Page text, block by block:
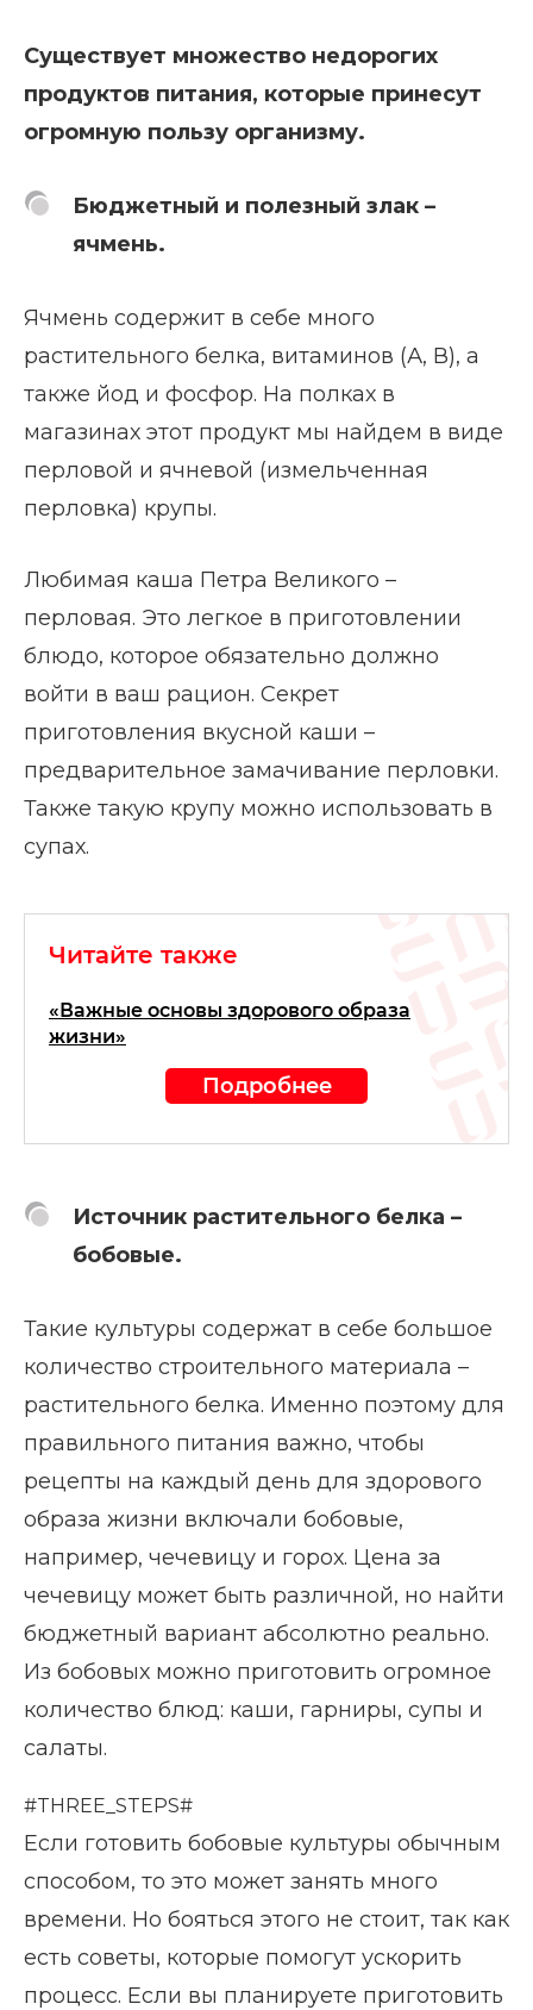
Существует множество недорогих
продуктов питания, которые принесут
огромную пользу организму.
Бюджетный и полезный злак –
ячмень.
Ячмень содержит в себе много
растительного белка, витаминов (А, В), а
также йод и фосфор. На полках в
магазинах этот продукт мы найдем в виде
перловой и ячневой (измельченная
перловка) крупы.
Любимая каша Петра Великого –
перловая. Это легкое в приготовлении
блюдо, которое обязательно должно
войти в ваш рацион. Секрет
приготовления вкусной каши –
предварительное замачивание перловки.
Также такую крупу можно использовать в
супах.
Читайте также
«Важные основы здорового образа
жизни»
Подробнее
Источник растительного белка –
бобовые.
Такие культуры содержат в себе большое
количество строительного материала –
растительного белка. Именно поэтому для
правильного питания важно, чтобы
рецепты на каждый день для здорового
образа жизни включали бобовые,
например, чечевицу и горох. Цена за
чечевицу может быть различной, но найти
бюджетный вариант абсолютно реально.
Из бобовых можно приготовить огромное
количество блюд: каши, гарниры, супы и
салаты.
#THREE_STEPS#
Если готовить бобовые культуры обычным
способом, то это может занять много
времени. Но бояться этого не стоит, так как
есть советы, которые помогут ускорить
процесс. Если вы планируете приготовить